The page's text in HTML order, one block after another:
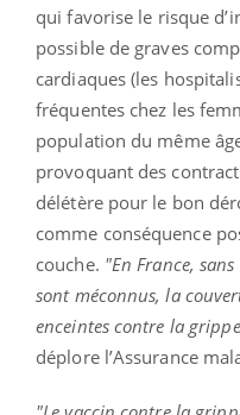
qui favorise le risque
possible de graves
cardiaques (les
fréquentes chez les
population du même
provoquant des
délétère pour le bon
comme conséquence
couche. "En France,
sont méconnus, la
enceintes contre la
déplore l’Assurance